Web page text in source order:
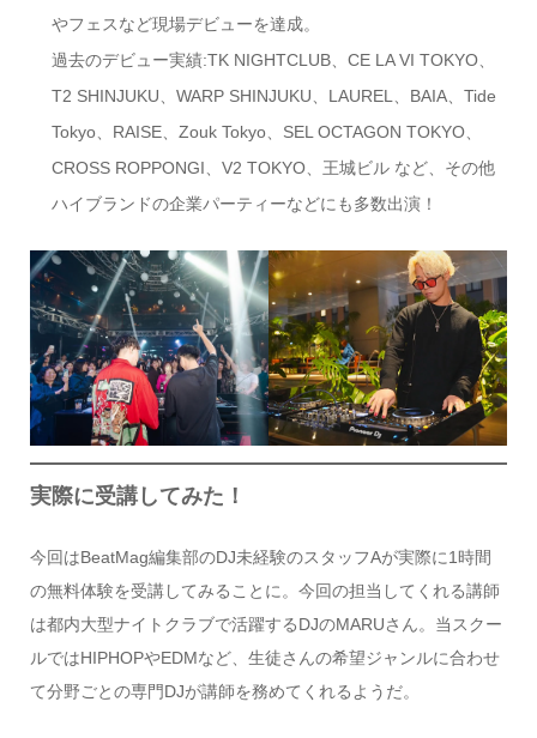
やフェスなど現場デビューを達成。
過去のデビュー実績:TK NIGHTCLUB、CE LA VI TOKYO、
T2 SHINJUKU、WARP SHINJUKU、LAUREL、BAIA、Tide
Tokyo、RAISE、Zouk Tokyo、SEL OCTAGON TOKYO、
CROSS ROPPONGI、V2 TOKYO、王城ビル など、その他
ハイブランドの企業パーティーなどにも多数出演！
実際に受講してみた！
今回はBeatMag編集部のDJ未経験のスタッフAが実際に1時間
の無料体験を受講してみることに。今回の担当してくれる講師
は都内大型ナイトクラブで活躍するDJのMARUさん。当スクー
ルではHIPHOPやEDMなど、生徒さんの希望ジャンルに合わせ
て分野ごとの専門DJが講師を務めてくれるようだ。